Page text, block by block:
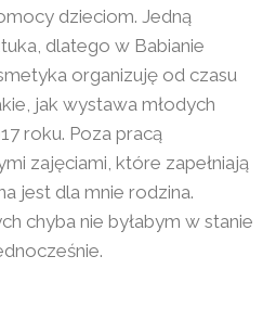
dzieciom. Jedną
dlatego w Babianie
organizuję od czasu
jak wystawa młodych
roku. Poza pracą
zajęciami, które zapełniają
jest dla mnie rodzina.
chyba nie byłabym w stanie